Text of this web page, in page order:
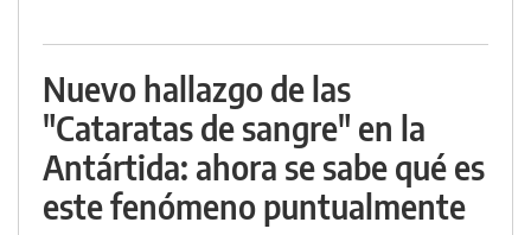
Nuevo hallazgo de las
"Cataratas de sangre" en la
Antártida: ahora se sabe qué es
este fenómeno puntualmente